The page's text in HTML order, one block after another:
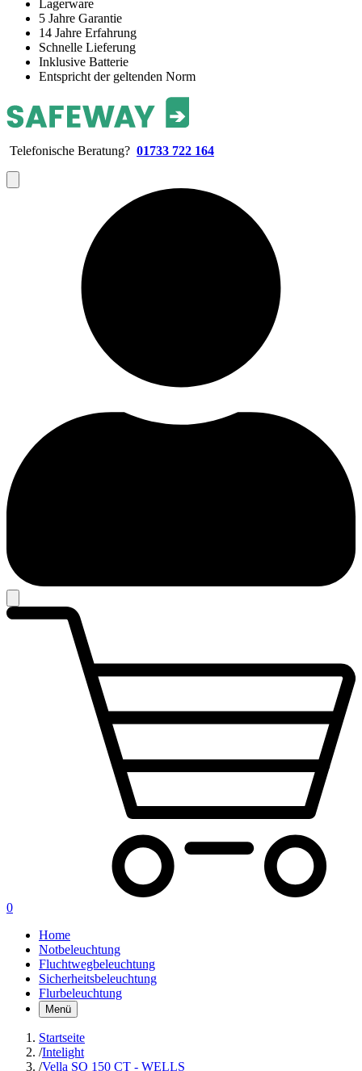
Lagerware
5 Jahre Garantie
14 Jahre Erfahrung
Schnelle Lieferung
Inklusive Batterie
Entspricht der geltenden Norm
Telefonische Beratung? 01733 722 164
0
Home
Notbeleuchtung
Fluchtwegbeleuchtung
Sicherheitsbeleuchtung
Flurbeleuchtung
Menü
Startseite
/Intelight
/Vella SO 150 CT - WELLS